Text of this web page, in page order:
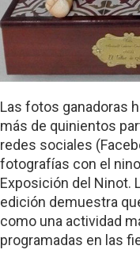
Las fotos ganadoras
más de quinientos
redes sociales
fotografías con el
Exposición del Ninot.
edición demuestra
como una actividad
programadas en las